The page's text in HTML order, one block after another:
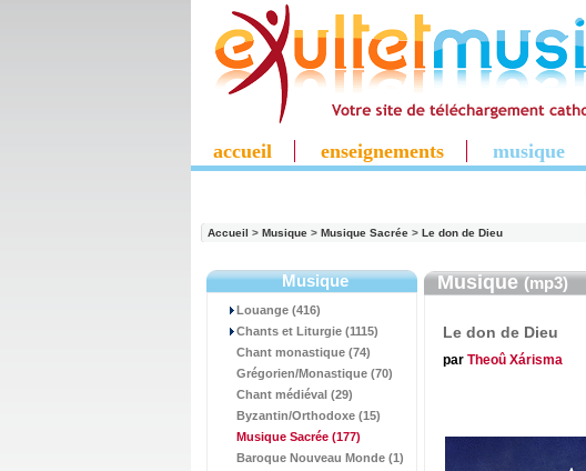
accueil enseignements musique
Accueil > Musique > Musique Sacrée > Le don de Dieu
Musique
Louange (416)
Chants et Liturgie (1115)
Chant monastique (74)
Grégorien/Monastique (70)
Chant médiéval (29)
Byzantin/Orthodoxe (15)
Musique Sacrée (177)
Baroque Nouveau Monde (1)
Musique(mp3)
Le don de Dieu
par Theoû Xárisma